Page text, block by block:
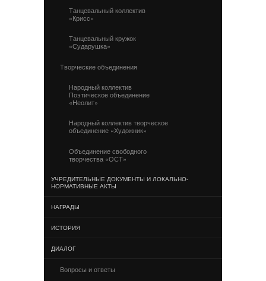
Танцевальный коллектив
«Крисс»
Танцевальный кружок
«Сударушка»
Творческие объединения
Народный коллектив
Поэтическое объединение
«Неолит»
Народный коллектив творческое
объединение «Художник»
Объединение свободного
творчества «ОСТ»
УЧРЕДИТЕЛЬНЫЕ ДОКУМЕНТЫ И ЛОКАЛЬНО-
НОРМАТИВНЫЕ АКТЫ
НАГРАДЫ
ИСТОРИЯ
ДИАЛОГ
Вопросы и ответы